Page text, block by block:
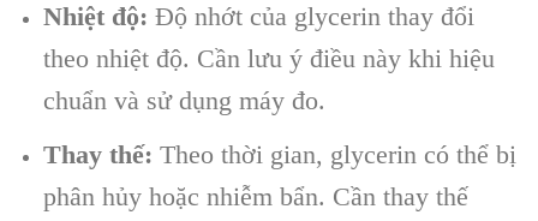
Nhiệt độ: Độ nhớt của glycerin thay đổi
theo nhiệt độ. Cần lưu ý điều này khi hiệu
chuẩn và sử dụng máy đo.
Thay thế: Theo thời gian, glycerin có thể bị
phân hủy hoặc nhiễm bẩn. Cần thay thế